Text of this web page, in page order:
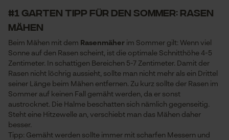
#1 Garten Tipp für den Sommer: Rasen
mähen
Beim Mähen mit dem Rasenmäher im Sommer gilt: Wenn viel
Sonne auf den Rasen scheint, ist die optimale Schnitthöhe 4-5
Zentimeter. In schattigen Bereichen 5-7 Zentimeter. Damit der
Rasen nicht löchrig aussieht, sollte man nicht mehr als ein Drittel
seiner Länge beim Mähen entfernen. Zu kurz sollte der Rasen im
Sommer auf keinen Fall gemäht werden, da er sonst
austrocknet. Die Halme beschatten sich nämlich gegenseitig.
Steht eine Hitzewelle an, verschiebt man das Mähen daher
besser.
Tipp: Gemäht werden sollte immer mit scharfen Messern und